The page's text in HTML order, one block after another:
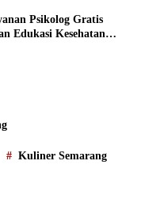
Psikolog Gratis
Edukasi Kesehatan
Kuliner Semarang